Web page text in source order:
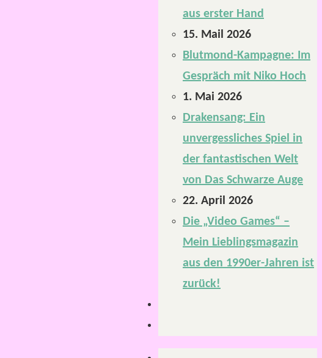
aus erster Hand
15. Mail 2026
Blutmond-Kampagne: Im
Gespräch mit Niko Hoch
1. Mai 2026
Drakensang: Ein
unvergessliches Spiel in
der fantastischen Welt
von Das Schwarze Auge
22. April 2026
Die „Video Games“ –
Mein Lieblingsmagazin
aus den 1990er-Jahren ist
zurück!